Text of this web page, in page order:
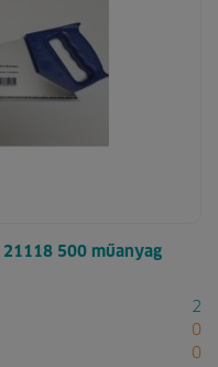
500 műanyag
2
0
0